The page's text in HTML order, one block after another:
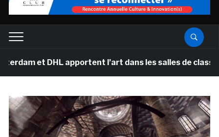
et DHL apportent l’art dans les salles de classe des